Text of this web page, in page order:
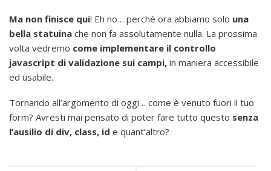
Ma non finisce qui! Eh no… perché ora abbiamo solo una
bella statuina che non fa assolutamente nulla. La prossima
volta vedremo come implementare il controllo
javascript di validazione sui campi, in maniera accessibile
ed usabile.
Tornando all’argomento di oggi… come è venuto fuori il tuo
form? Avresti mai pensato di poter fare tutto questo senza
l’ausilio di div, class, id e quant’altro?